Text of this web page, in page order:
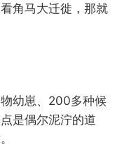
角马大迁徙，那就
幼崽、200多种候
是偶尔泥泞的道